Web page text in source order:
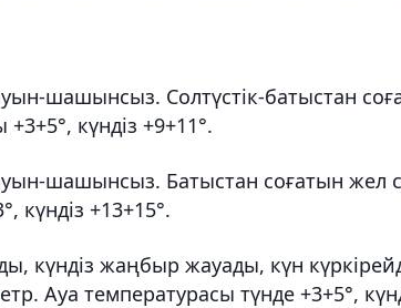
шашынсыз. Солтүстік-батыстан
күндіз +9+11°.
шашынсыз. Батыстан соғатын жел
күндіз +13+15°.
күндіз жаңбыр жауады, күн
Ауа температурасы түнде +3+5°,